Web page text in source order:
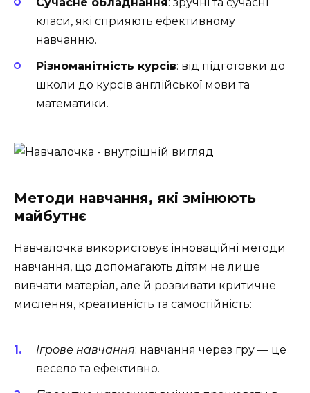
класи, які сприяють ефективному
навчанню.
Різноманітність курсів: від підготовки до
школи до курсів англійської мови та
математики.
Методи навчання, які змінюють
майбутнє
Навчалочка використовує інноваційні методи
навчання, що допомагають дітям не лише
вивчати матеріал, але й розвивати критичне
мислення, креативність та самостійність:
Ігрове навчання: навчання через гру — це
весело та ефективно.